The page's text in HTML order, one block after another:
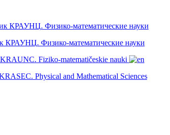
КРАУНЦ. Физико-математические науки
Fiziko-matematičeskie nauki
Physical and Mathematical Sciences